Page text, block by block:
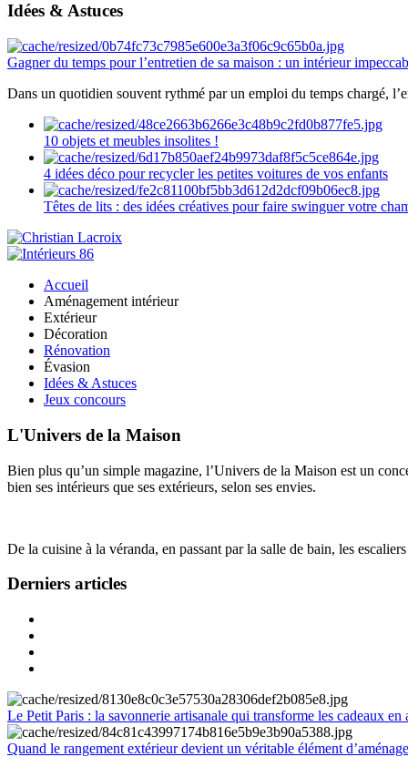
Idées & Astuces
Gagner du temps pour l’entretien de sa maison : un intérieur
Dans un quotidien souvent rythmé par un emploi du temps chargé,
10 objets et meubles insolites !
4 idées déco pour recycler les petites voitures de vos enfants
Têtes de lits : des idées créatives pour faire swinguer votre
Accueil
Aménagement intérieur
Extérieur
Décoration
Rénovation
Évasion
Idées & Astuces
Jeux concours
L'Univers de la Maison
Bien plus qu’un simple magazine, l’Univers de la Maison est un
bien ses intérieurs que ses extérieurs, selon ses envies.
De la cuisine à la véranda, en passant par la salle de bain, les
Derniers articles
Le Petit Paris : la savonnerie artisanale qui transforme les cadeaux en
Quand le rangement extérieur devient un véritable élément